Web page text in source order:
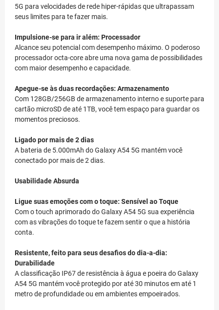
5G para velocidades de rede hiper-rápidas que ultrapassam
seus limites para te fazer mais.
Impulsione-se para ir além: Processador
Alcance seu potencial com desempenho máximo. O poderoso
processador octa-core abre uma nova gama de possibilidades
com maior desempenho e capacidade.
Apegue-se às duas recordações: Armazenamento
Com 128GB/256GB de armazenamento interno e suporte para
cartão microSD de até 1TB, você tem espaço para guardar os
momentos preciosos.
Ligado por mais de 2 dias
A bateria de 5.000mAh do Galaxy A54 5G mantém você
conectado por mais de 2 dias.
Usabilidade Absurda
Ligue suas emoções com o toque: Sensível ao Toque
Com o touch aprimorado do Galaxy A54 5G sua experiência
com as vibrações do toque te fazem sentir o que a história
conta.
Resistente, feito para seus desafios do dia-a-dia:
Durabilidade
A classificação IP67 de resistência à água e poeira do Galaxy
A54 5G mantém você protegido por até 30 minutos em até 1
metro de profundidade ou em ambientes empoeirados.